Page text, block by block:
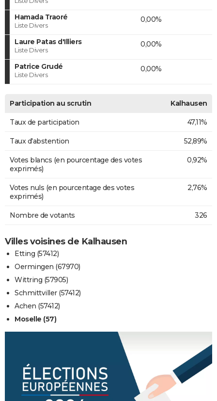
Hamada Traoré
Liste Divers
0,00%
Laure Patas d'Illiers
Liste Divers
0,00%
Patrice Grudé
Liste Divers
0,00%
Participation au scrutin Kalhausen
Taux de participation 47,11%
Taux d'abstention 52,89%
Votes blancs (en pourcentage des votes
exprimés)
0,92%
Votes nuls (en pourcentage des votes
exprimés)
2,76%
Nombre de votants 326
Villes voisines de Kalhausen
Etting (57412)
Oermingen (67970)
Wittring (57905)
Schmittviller (57412)
Achen (57412)
Moselle (57)